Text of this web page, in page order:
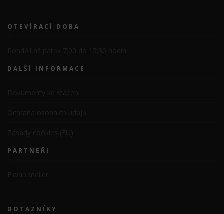
OTEVÍRACÍ DOBA
DALŠÍ INFORMACE
PARTNEŘI
DOTAZNÍKY